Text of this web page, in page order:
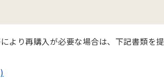
より再購入が必要な場合は、下記書類を提